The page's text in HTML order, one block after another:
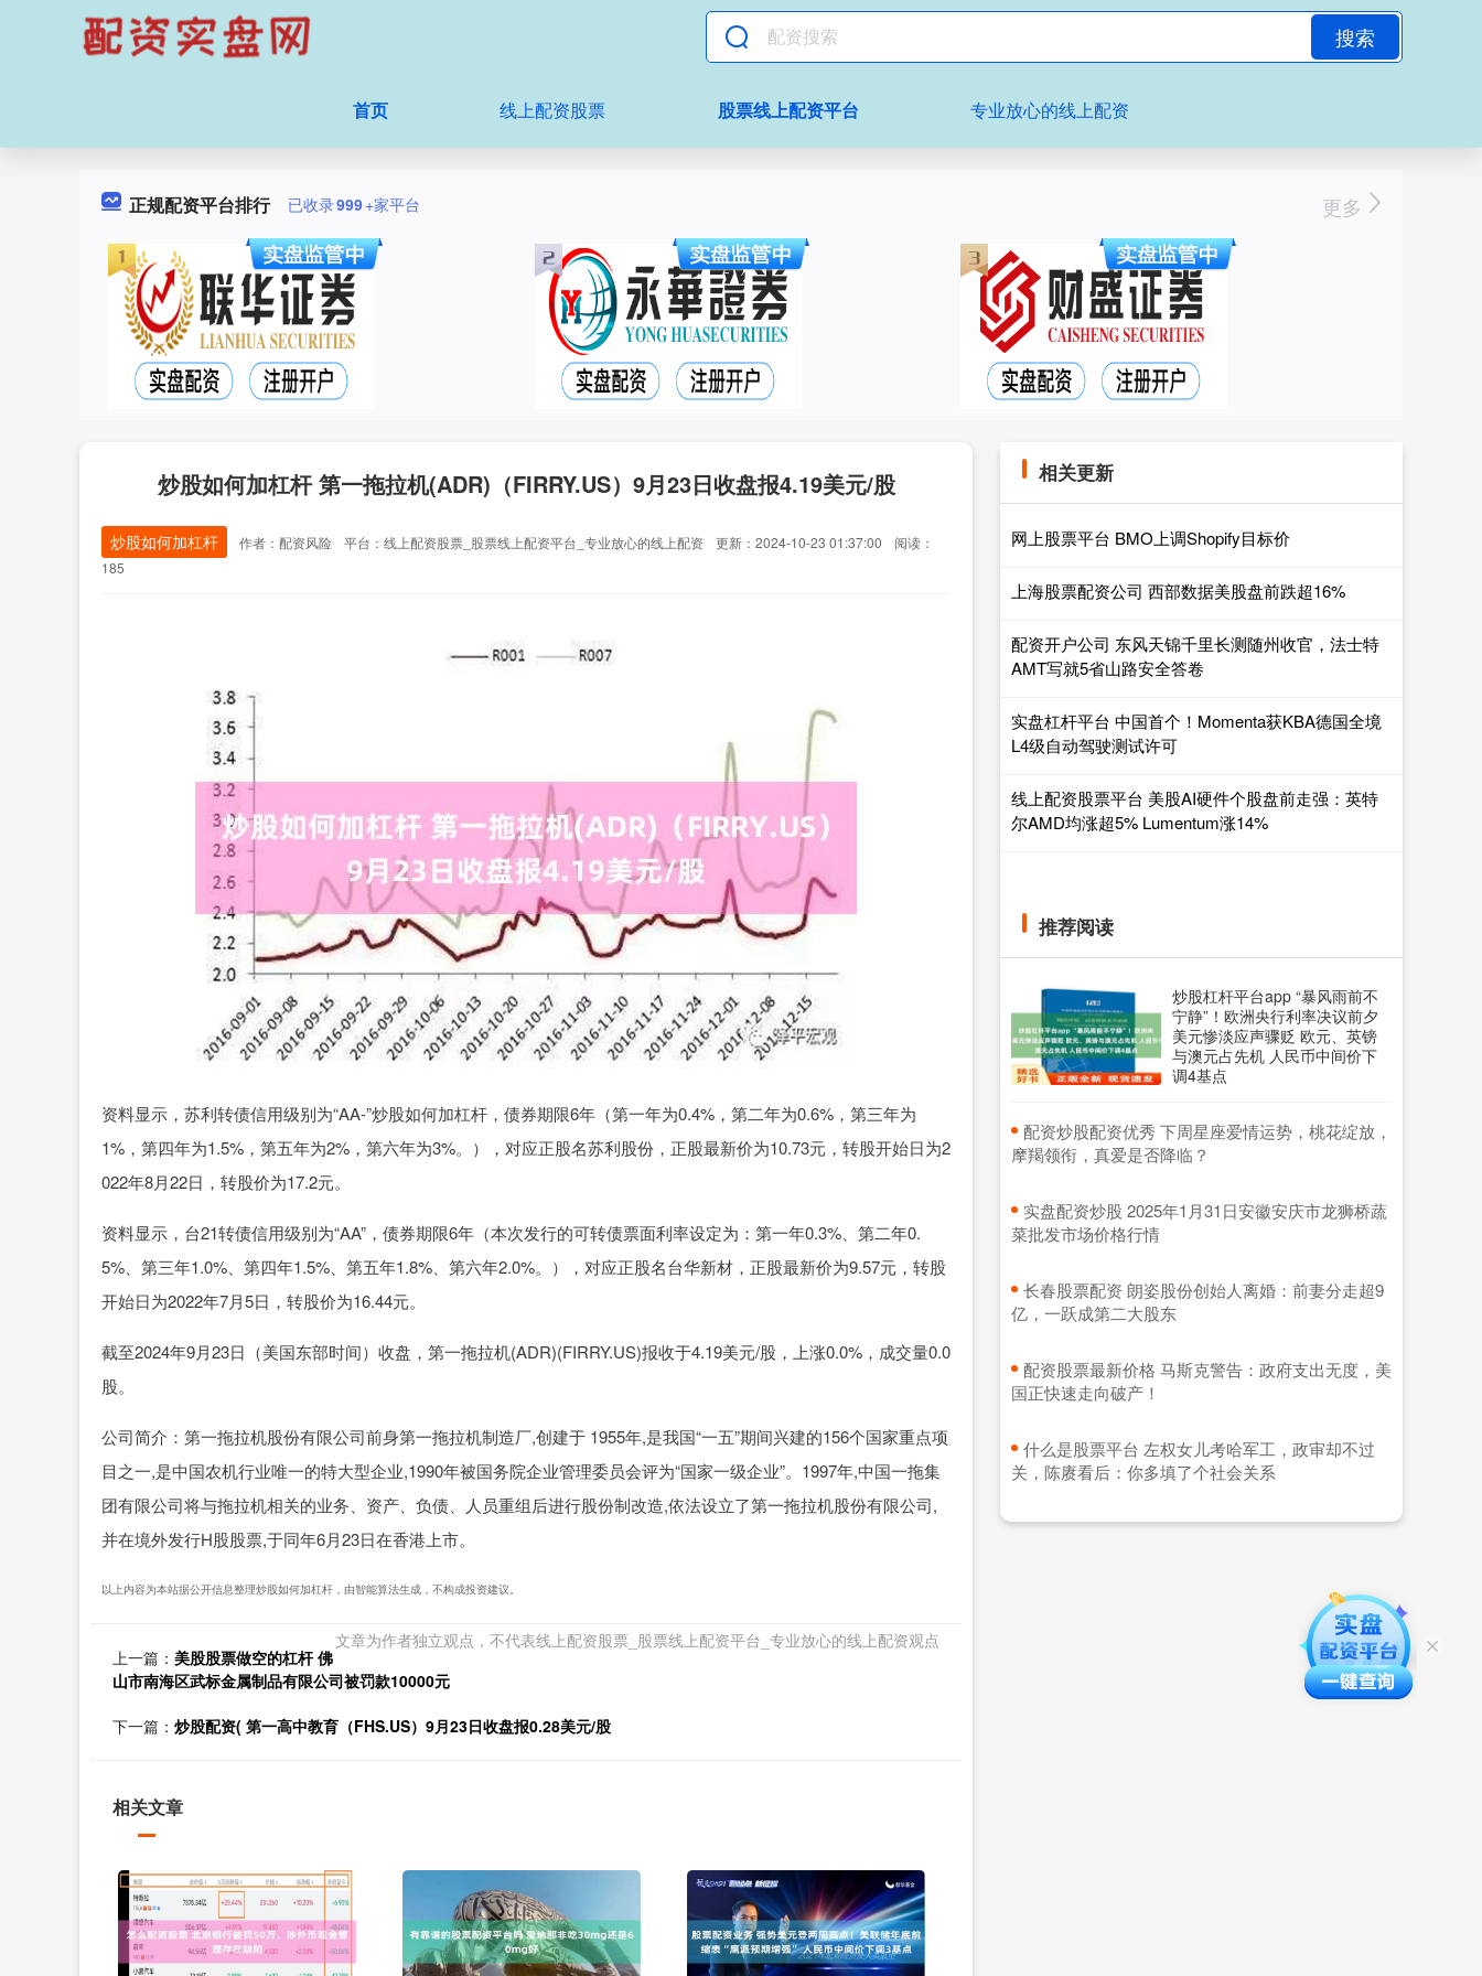
搜索
首页 线上配资股票 股票线上配资平台 专业放心的线上配资
正规配资平台排行 已收录999+家平台 更多
炒股如何加杠杆 第一拖拉机(ADR)（FIRRY.US）9月23日收盘报4.19美元/股
炒股如何加杠杆 作者：配资风险 平台：线上配资股票_股票线上配资平台_专业放心的线上配资 更新：2024-10-23 01:37:00
阅读：
185
资料显示，苏利转债信用级别为“AA-”炒股如何加杠杆，债券期限6年（第一年为0.4%，第二年为0.6%，第三年为
1%，第四年为1.5%，第五年为2%，第六年为3%。），对应正股名苏利股份，正股最新价为10.73元，转股开始日为2
022年8月22日，转股价为17.2元。
资料显示，台21转债信用级别为“AA”，债券期限6年（本次发行的可转债票面利率设定为：第一年0.3%、第二年0.
5%、第三年1.0%、第四年1.5%、第五年1.8%、第六年2.0%。），对应正股名台华新材，正股最新价为9.57元，转股
开始日为2022年7月5日，转股价为16.44元。
截至2024年9月23日（美国东部时间）收盘，第一拖拉机(ADR)(FIRRY.US)报收于4.19美元/股，上涨0.0%，成交量0.0
股。
公司简介：第一拖拉机股份有限公司前身第一拖拉机制造厂,创建于 1955年,是我国“一五”期间兴建的156个国家重点项
目之一,是中国农机行业唯一的特大型企业,1990年被国务院企业管理委员会评为“国家一级企业”。1997年,中国一拖集
团有限公司将与拖拉机相关的业务、资产、负债、人员重组后进行股份制改造,依法设立了第一拖拉机股份有限公司,
并在境外发行H股股票,于同年6月23日在香港上市。
以上内容为本站据公开信息整理炒股如何加杠杆，由智能算法生成，不构成投资建议。
文章为作者独立观点，不代表线上配资股票_股票线上配资平台_专业放心的线上配资观点
上一篇： 美股股票做空的杠杆 佛
山市南海区武标金属制品有限公司被罚款10000元
下一篇： 炒股配资( 第一高中教育（FHS.US）9月23日收盘报0.28美元/股
相关文章
相关更新
网上股票平台 BMO上调Shopify目标价
上海股票配资公司 西部数据美股盘前跌超16%
配资开户公司 东风天锦千里长测随州收官，法士特
AMT写就5省山路安全答卷
实盘杠杆平台 中国首个！Momenta获KBA德国全境
L4级自动驾驶测试许可
线上配资股票平台 美股AI硬件个股盘前走强：英特
尔AMD均涨超5% Lumentum涨14%
推荐阅读
炒股杠杆平台app “暴风雨前不
宁静”！欧洲央行利率决议前夕
美元惨淡应声骤贬 欧元、英镑
与澳元占先机 人民币中间价下
调4基点
​配资炒股配资优秀 下周星座爱情运势，桃花绽放，
摩羯领衔，真爱是否降临？
​实盘配资炒股 2025年1月31日安徽安庆市龙狮桥蔬
菜批发市场价格行情
​长春股票配资 朗姿股份创始人离婚：前妻分走超9
亿，一跃成第二大股东
​配资股票最新价格 马斯克警告：政府支出无度，美
国正快速走向破产！
​什么是股票平台 左权女儿考哈军工，政审却不过
关，陈赓看后：你多填了个社会关系